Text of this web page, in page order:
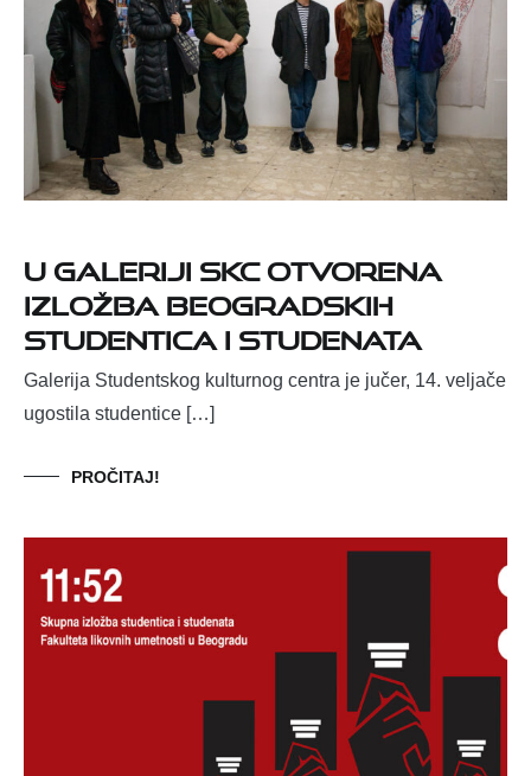
U Galeriji SKC otvorena
izložba beogradskih
studentica i studenata
Galerija Studentskog kulturnog centra je jučer, 14. veljače
ugostila studentice […]
PROČITAJ!